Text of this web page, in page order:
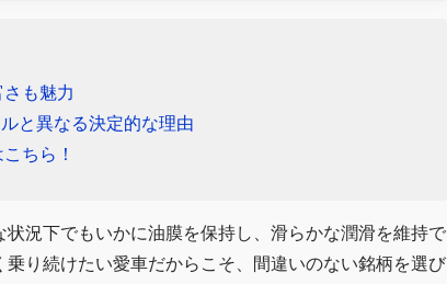
も魅力
と異なる決定的な理由
ちら！
況下でもいかに油膜を保持し、滑らかな潤滑を維持で
り続けたい愛車だからこそ、間違いのない銘柄を選び